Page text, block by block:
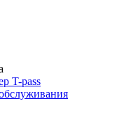
T-pass